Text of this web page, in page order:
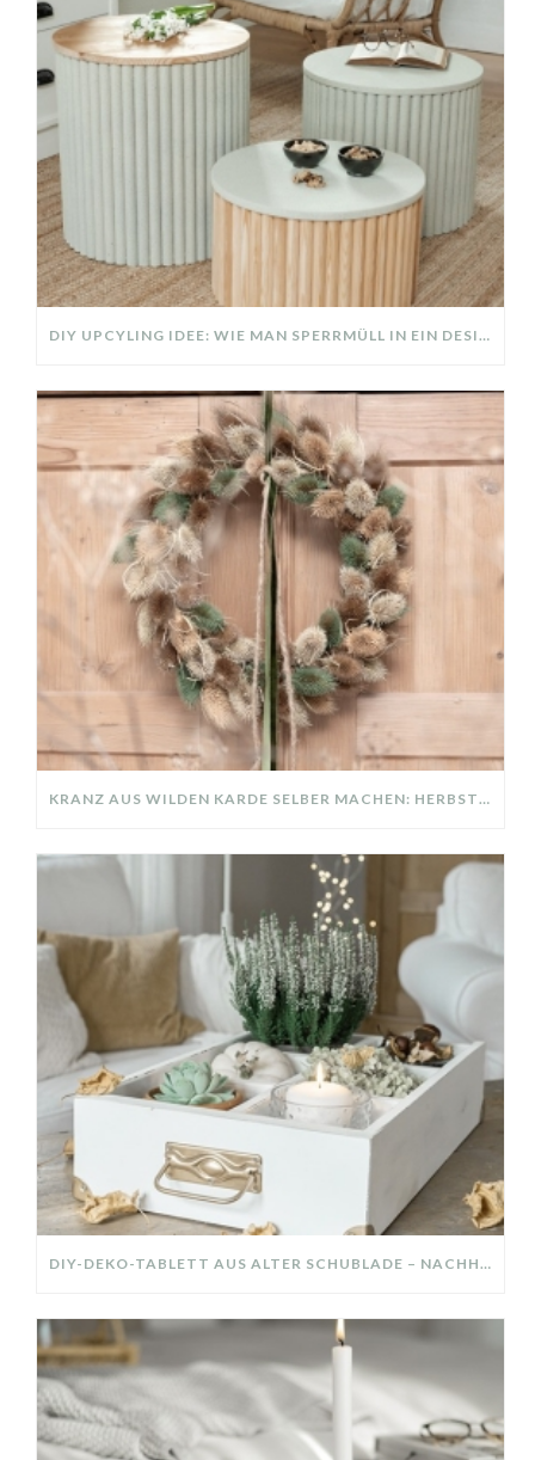
DIY UPCYLING IDEE: WIE MAN SPERRMÜLL IN EIN DESIGNER TEIL VERWANDELT
KRANZ AUS WILDEN KARDE SELBER MACHEN: HERBSTDEKO GANZ EINFACH
DIY-DEKO-TABLETT AUS ALTER SCHUBLADE – NACHHALTIGE HERBSTDEKO SELBER MACHEN!